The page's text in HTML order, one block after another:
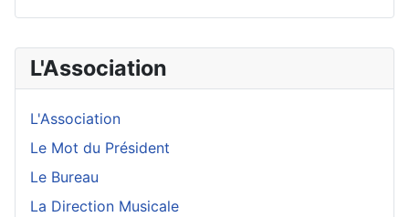
L'Association
L'Association
Le Mot du Président
Le Bureau
La Direction Musicale